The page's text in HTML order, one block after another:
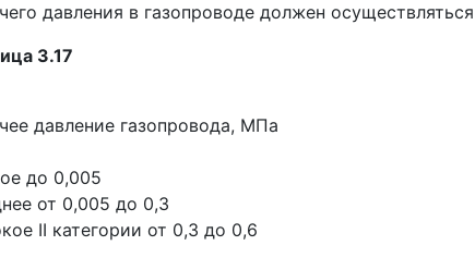
давления в газопроводе должен
3.17
давление газопровода, МПа
до 0,005
от 0,005 до 0,3
II категории от 0,3 до 0,6